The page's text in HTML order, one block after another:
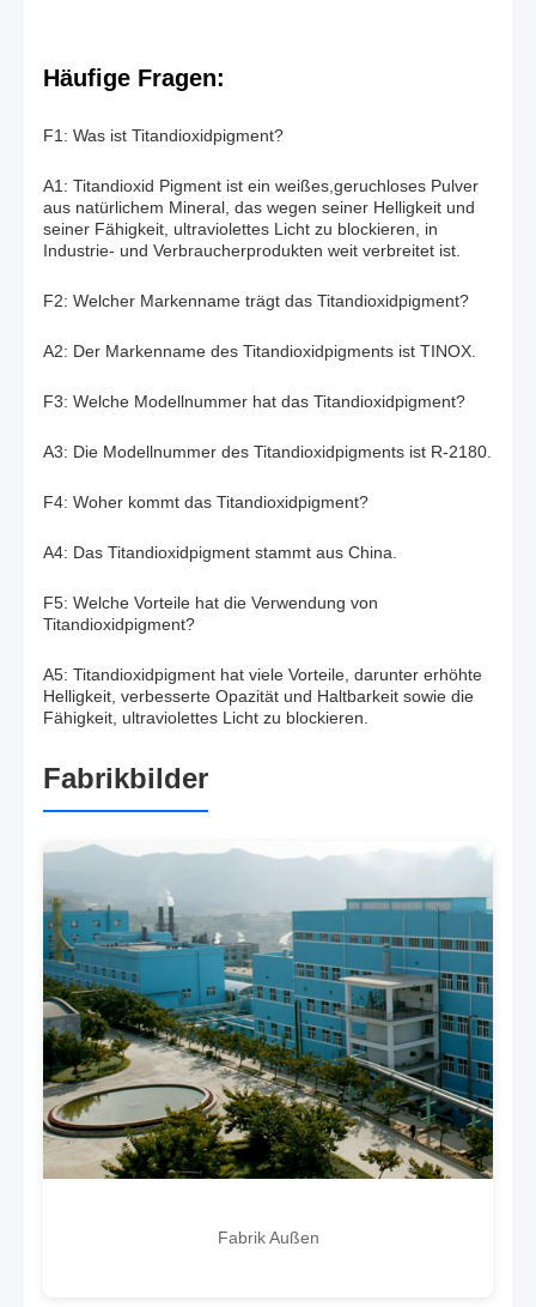
Häufige Fragen:
F1: Was ist Titandioxidpigment?
A1: Titandioxid Pigment ist ein weißes,geruchloses Pulver
aus natürlichem Mineral, das wegen seiner Helligkeit und
seiner Fähigkeit, ultraviolettes Licht zu blockieren, in
Industrie- und Verbraucherprodukten weit verbreitet ist.
F2: Welcher Markenname trägt das Titandioxidpigment?
A2: Der Markenname des Titandioxidpigments ist TINOX.
F3: Welche Modellnummer hat das Titandioxidpigment?
A3: Die Modellnummer des Titandioxidpigments ist R-2180.
F4: Woher kommt das Titandioxidpigment?
A4: Das Titandioxidpigment stammt aus China.
F5: Welche Vorteile hat die Verwendung von
Titandioxidpigment?
A5: Titandioxidpigment hat viele Vorteile, darunter erhöhte
Helligkeit, verbesserte Opazität und Haltbarkeit sowie die
Fähigkeit, ultraviolettes Licht zu blockieren.
Fabrikbilder
Fabrik Außen